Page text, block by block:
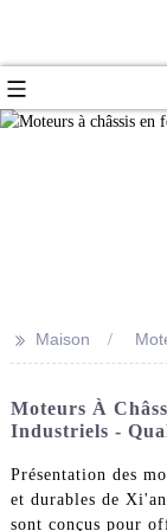
>> Maison
Moteurs À
Industriels -
Présentation des
et durables de
sont conçus pour